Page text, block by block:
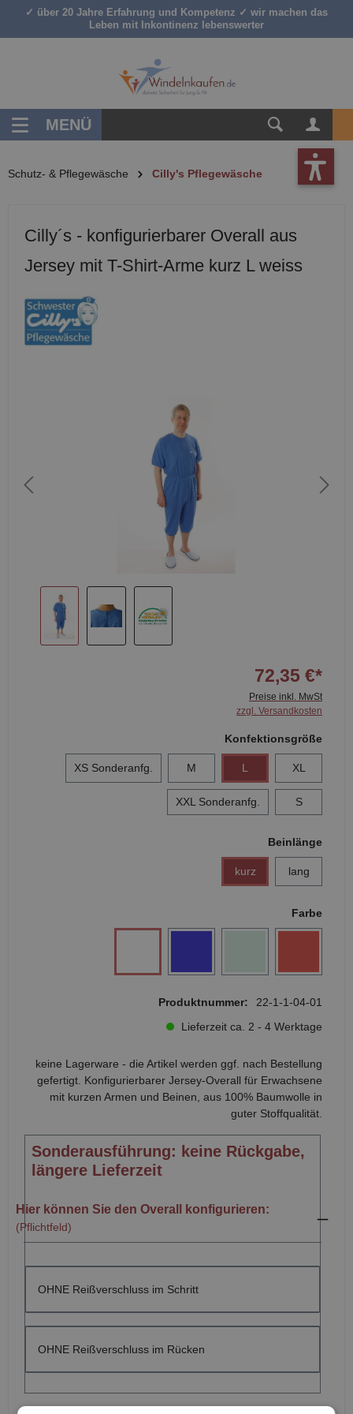
springen
✓ über 20 Jahre Erfahrung und Kompetenz ✓ wir machen das
Leben mit Inkontinenz lebenswerter
MENÜ
Schutz- & Pflegewäsche Cilly's Pflegewäsche
Cilly´s - konfigurierbarer Overall aus
Jersey mit T-Shirt-Arme kurz L weiss
72,35 €*
Preise inkl. MwSt
zzgl. Versandkosten
Produktnummer:
22-1-1-04-01
Lieferzeit ca. 2 - 4 Werktage
keine Lagerware - die Artikel werden ggf. nach Bestellung
gefertigt. Konfigurierbarer Jersey-Overall für Erwachsene
mit kurzen Armen und Beinen, aus 100% Baumwolle in
guter Stoffqualität.
Farbe
Beinlänge
kurz lang
Konfektionsgröße
XS Sonderanfg. M L XL
XXL Sonderanfg. S
Sonderausführung: keine Rückgabe,
längere Lieferzeit
Hier können Sie den Overall konfigurieren:
(Pflichtfeld)
OHNE Reißverschluss im Schritt
OHNE Reißverschluss im Rücken